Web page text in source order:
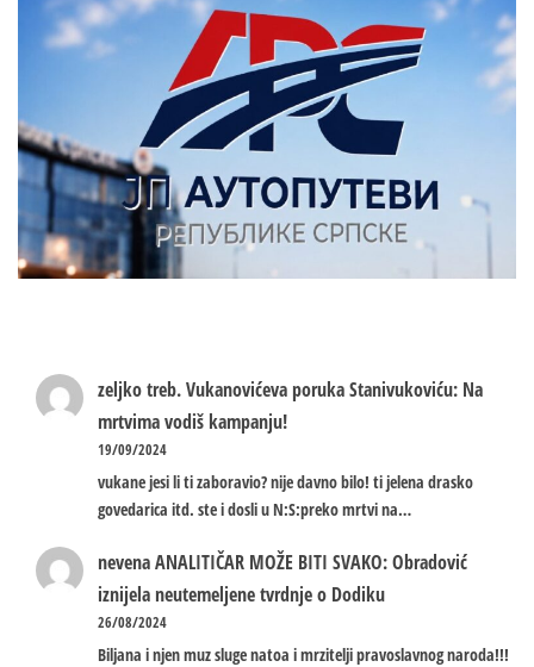
zeljko treb.Vukanovićeva poruka Stanivukoviću: Na
mrtvima vodiš kampanju!
19/09/2024
vukane jesi li ti zaboravio? nije davno bilo! ti jelena drasko
govedarica itd. ste i dosli u N:S:preko mrtvi na…
nevenaANALITIČAR MOŽE BITI SVAKO: Obradović
iznijela neutemeljene tvrdnje o Dodiku
26/08/2024
Biljana i njen muz sluge natoa i mrzitelji pravoslavnog naroda!!!